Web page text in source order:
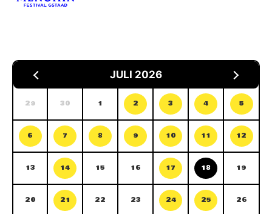
JULI 2026
29 30 1 2 3 4 5
6 7 8 9 10 11 12
13 14 15 16 17 18 19
20 21 22 23 24 25 26